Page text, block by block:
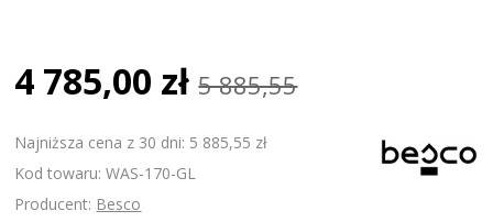
4 785,00 zł 5 885,55
Najniższa cena z 30 dni: 5 885,55 zł
Kod towaru: WAS-170-GL
Producent: Besco